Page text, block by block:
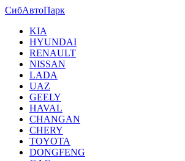
СибАвтоПарк
KIA
HYUNDAI
RENAULT
NISSAN
LADA
UAZ
GEELY
HAVAL
CHANGAN
CHERY
TOYOTA
DONGFENG